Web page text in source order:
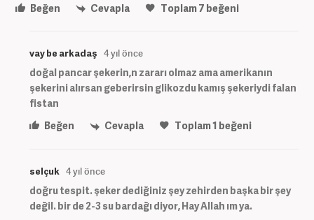
Beğen
Cevapla Toplam7 beğeni
vay be arkadaş 4 yıl önce
doğal pancar şekerin,n zararı olmaz ama amerikanın
şekerini alırsan geberirsin glikozdu kamış şekeriydi falan
fistan
Beğen
Cevapla Toplam1 beğeni
selçuk 4 yıl önce
doğru tespit. şeker dediğiniz şey zehirden başka bir şey
değil. bir de 2-3 su bardağı diyor, Hay Allah ım ya.